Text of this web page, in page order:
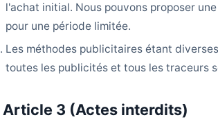
l'achat initial. Nous pouvons proposer
pour une période limitée.
Les méthodes publicitaires étant
toutes les publicités et tous les traceurs
Article 3 (Actes interdits)